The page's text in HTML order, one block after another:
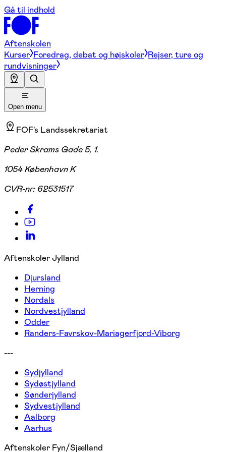
Gå til indhold
Aftenskolen
Kurser Foredrag, debat og højskoler Rejser, ture og
rundvisninger
Open menu
FOF's Landssekretariat
Peder Skrams Gade 5, 1.
1054 København K
CVR-nr: 62531517
Aftenskoler Jylland
Djursland
Herning
Nordals
Nordvestjylland
Odder
Randers-Favrskov-Mariagerfjord-Viborg
---
Sydjylland
Sydøstjylland
Sønderjylland
Sydvestjylland
Aalborg
Aarhus
Aftenskoler Fyn/Sjælland